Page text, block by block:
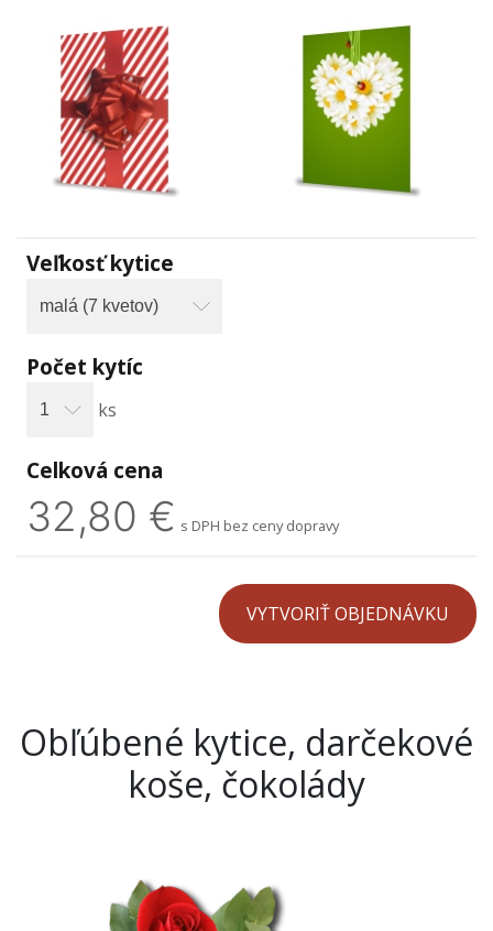
Veľkosť kytice
Počet kytíc
ks
Celková cena
32,80 € s DPH bez ceny dopravy
Obľúbené kytice, darčekové
koše, čokolády